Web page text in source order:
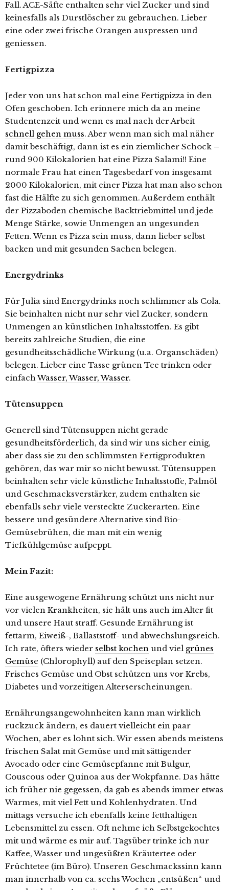
Fall. ACE-Säfte enthalten sehr viel Zucker und sind
keinesfalls als Durstlöscher zu gebrauchen. Lieber
eine oder zwei frische Orangen auspressen und
geniessen.
Fertigpizza
Jeder von uns hat schon mal eine Fertigpizza in den
Ofen geschoben. Ich erinnere mich da an meine
Studentenzeit und wenn es mal nach der Arbeit
schnell gehen muss. Aber wenn man sich mal näher
damit beschäftigt, dann ist es ein ziemlicher Schock –
rund 900 Kilokalorien hat eine Pizza Salami!! Eine
normale Frau hat einen Tagesbedarf von insgesamt
2000 Kilokalorien, mit einer Pizza hat man also schon
fast die Hälfte zu sich genommen. Außerdem enthält
der Pizzaboden chemische Backtriebmittel und jede
Menge Stärke, sowie Unmengen an ungesunden
Fetten. Wenn es Pizza sein muss, dann lieber selbst
backen und mit gesunden Sachen belegen.
Energydrinks
Für Julia sind Energydrinks noch schlimmer als Cola.
Sie beinhalten nicht nur sehr viel Zucker, sondern
Unmengen an künstlichen Inhaltsstoffen. Es gibt
bereits zahlreiche Studien, die eine
gesundheitsschädliche Wirkung (u.a. Organschäden)
belegen. Lieber eine Tasse grünen Tee trinken oder
einfachWasser, Wasser, Wasser.
Tütensuppen
Generell sind Tütensuppen nicht gerade
gesundheitsförderlich, da sind wir uns sicher einig,
aber dass sie zu den schlimmsten Fertigprodukten
gehören, das war mir so nicht bewusst. Tütensuppen
beinhalten sehr viele künstliche Inhaltsstoffe, Palmöl
und Geschmacksverstärker, zudem enthalten sie
ebenfalls sehr viele versteckte Zuckerarten. Eine
bessere und gesündere Alternative sind Bio-
Gemüsebrühen, die man mit ein wenig
Tiefkühlgemüse aufpeppt.
Mein Fazit:
Eine ausgewogene Ernährung schützt uns nicht nur
vor vielen Krankheiten, sie hält uns auch im Alter fit
und unsere Haut straff. Gesunde Ernährung ist
fettarm, Eiweiß-, Ballaststoff- und abwechslungsreich.
Ich rate, öfters wieder selbst kochen und viel grünes
Gemüse (Chlorophyll) auf den Speiseplan setzen.
Frisches Gemüse und Obst schützen uns vor Krebs,
Diabetes und vorzeitigen Alterserscheinungen.
Ernährungsangewohnheiten kann man wirklich
ruckzuck ändern, es dauert vielleicht ein paar
Wochen, aber es lohnt sich. Wir essen abends meistens
frischen Salat mit Gemüse und mit sättigender
Avocado oder eine Gemüsepfanne mit Bulgur,
Couscous oder Quinoa aus der Wokpfanne. Das hätte
ich früher nie gegessen, da gab es abends immer etwas
Warmes, mit viel Fett und Kohlenhydraten. Und
mittags versuche ich ebenfalls keine fetthaltigen
Lebensmittel zu essen. Oft nehme ich Selbstgekochtes
mit und wärme es mir auf. Tagsüber trinke ich nur
Kaffee, Wasser und ungesüßten Kräutertee oder
Früchtetee (im Büro). Unseren Geschmackssinn kann
man innerhalb von ca. sechs Wochen „entsüßen“ und